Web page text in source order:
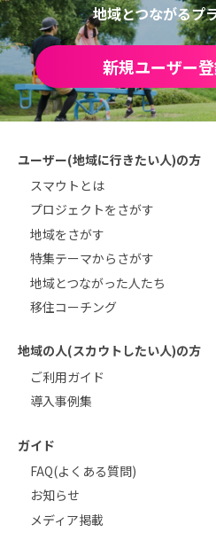
地域とつながるプ
新規ユーザー登
ユーザー(地域に行きたい人)の方
スマウトとは
プロジェクトをさがす
地域をさがす
特集テーマからさがす
地域とつながった人たち
移住コーチング
地域の人(スカウトしたい人)の方
ご利用ガイド
導入事例集
ガイド
FAQ(よくある質問)
お知らせ
メディア掲載